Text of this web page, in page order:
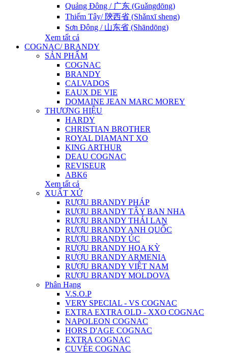
Quảng Đông / 广东 (Guǎngdōng)
Thiểm Tây/ 陝西省 (Shǎnxī sheng)
Sơn Đông / 山东省 (Shāndōng)
Xem tất cả
COGNAC/ BRANDY
SẢN PHẨM
COGNAC
BRANDY
CALVADOS
EAUX DE VIE
DOMAINE JEAN MARC MOREY
THƯƠNG HIỆU
HARDY
CHRISTIAN BROTHER
ROYAL DIAMANT XO
KING ARTHUR
DEAU COGNAC
REVISEUR
ABK6
Xem tất cả
XUẤT XỨ
RƯỢU BRANDY PHÁP
RƯỢU BRANDY TÂY BAN NHA
RƯỢU BRANDY THÁI LAN
RƯỢU BRANDY ANH QUỐC
RƯỢU BRANDY ÚC
RƯỢU BRANDY HOA KỲ
RƯỢU BRANDY ARMENIA
RƯỢU BRANDY VIỆT NAM
RƯỢU BRANDY MOLDOVA
Phân Hạng
V.S.O.P
VERY SPECIAL - VS COGNAC
EXTRA EXTRA OLD - XXO COGNAC
NAPOLEON COGNAC
HORS D'AGE COGNAC
EXTRA COGNAC
CUVÉE COGNAC